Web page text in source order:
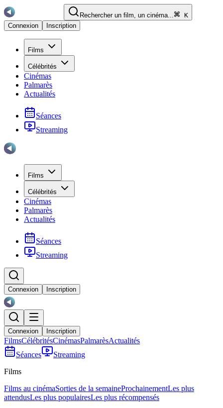
Rechercher un film, un cinéma...
K
Connexion
Inscription
Films
Célébrités
Cinémas
Palmarès
Actualités
Séances
Streaming
Films
Célébrités
Cinémas
Palmarès
Actualités
Séances
Streaming
Connexion Inscription
Connexion Inscription
FilmsCélébritésCinémasPalmarèsActualités
Séances
Streaming
Films
Films au cinémaSorties de la semaineProchainementLes plus
attendusLes plus populairesLes plus récompensés